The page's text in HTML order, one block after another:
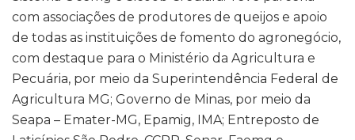
com associações de produtores de queijos e apoio
de todas as instituições de fomento do agronegócio,
com destaque para o Ministério da Agricultura e
Pecuária, por meio da Superintendência Federal de
Agricultura MG; Governo de Minas, por meio da
Seapa – Emater-MG, Epamig, IMA; Entreposto de